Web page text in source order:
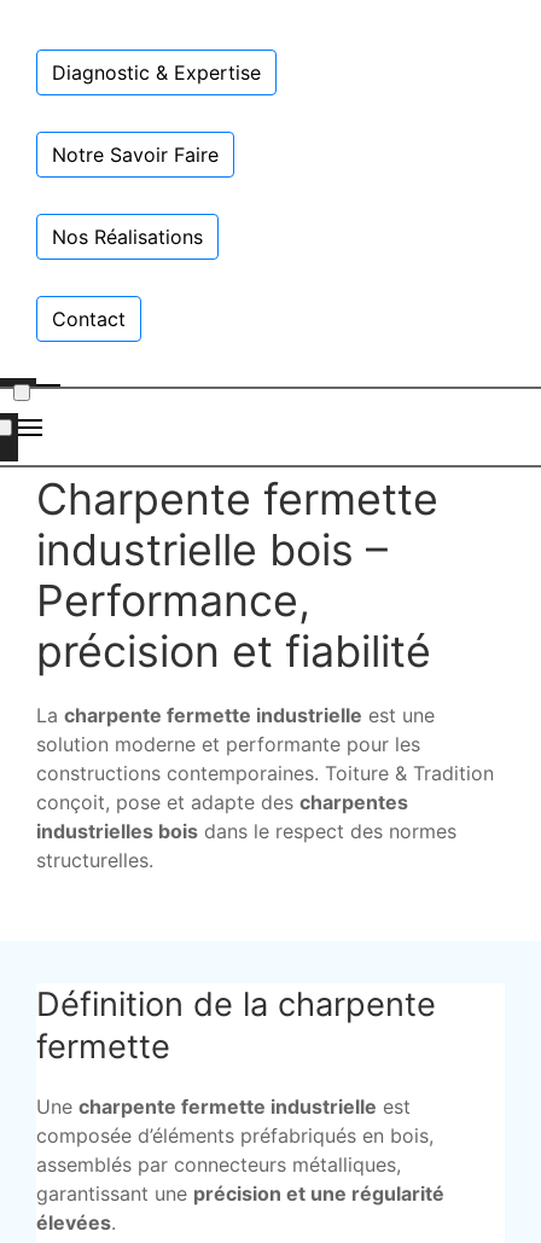
Diagnostic & Expertise
Notre Savoir Faire
Nos Réalisations
Contact
Charpente fermette
industrielle bois –
Performance,
précision et fiabilité
La charpente fermette industrielle est une
solution moderne et performante pour les
constructions contemporaines. Toiture & Tradition
conçoit, pose et adapte des charpentes
industrielles bois dans le respect des normes
structurelles.
Définition de la charpente
fermette
Une charpente fermette industrielle est
composée d’éléments préfabriqués en bois,
assemblés par connecteurs métalliques,
garantissant une précision et une régularité
élevées.